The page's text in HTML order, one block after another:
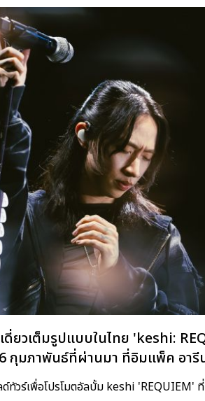
ยวเต็มรูปแบบในไทย 'keshi:
กุมภาพันธ์ที่ผ่านมา ที่อิมแพ็ค อารี
ทัวร์เพื่อโปรโมตอัลบั้ม keshi 'REQUIEM'